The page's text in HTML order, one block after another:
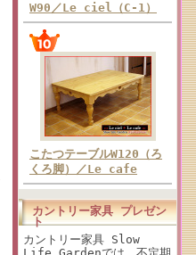
W90／Le ciel（C-1）
こたつテーブルW120（ろ
くろ脚）／Le cafe
カントリー家具 プレゼン
ト
カントリー家具 Slow